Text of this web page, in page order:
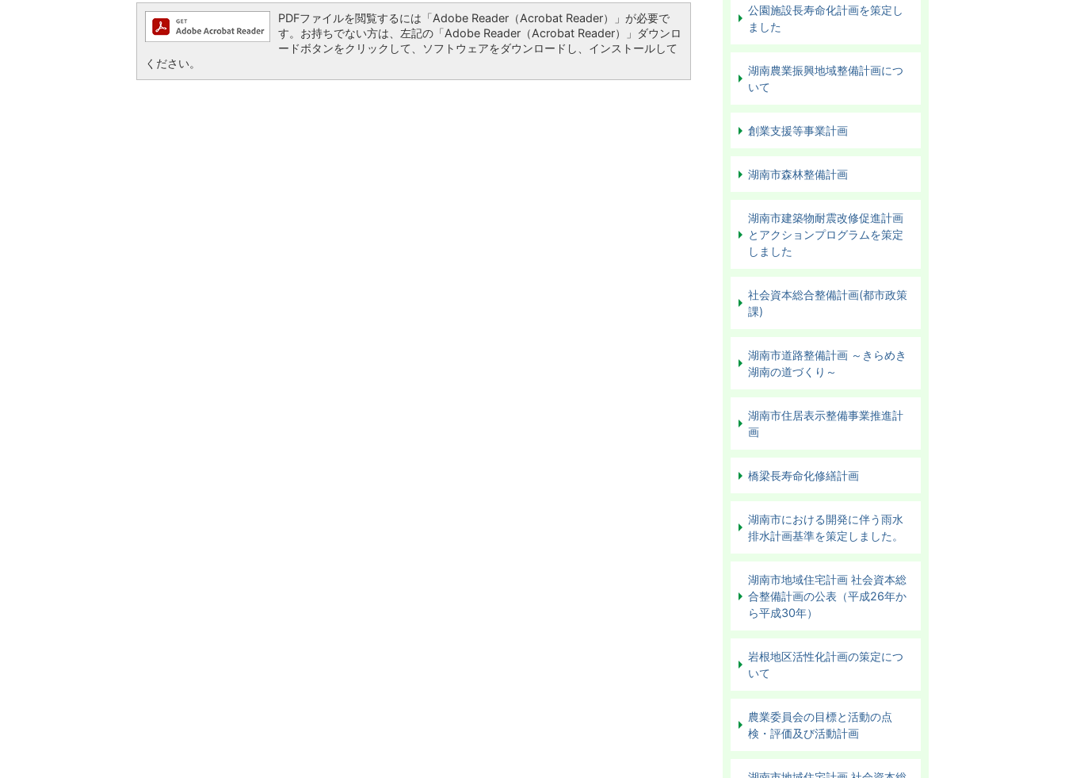
PDFファイルを閲覧するには「Adobe Reader（Acrobat Reader）」が必要で
す。お持ちでない方は、左記の「Adobe Reader（Acrobat Reader）」ダウンロ
ードボタンをクリックして、ソフトウェアをダウンロードし、インストールして
ください。
公園施設長寿命化計画を策定し
ました
湖南農業振興地域整備計画につ
いて
創業支援等事業計画
湖南市森林整備計画
湖南市建築物耐震改修促進計画
とアクションプログラムを策定
しました
社会資本総合整備計画(都市政策
課)
湖南市道路整備計画 ～きらめき
湖南の道づくり～
湖南市住居表示整備事業推進計
画
橋梁長寿命化修繕計画
湖南市における開発に伴う雨水
排水計画基準を策定しました。
湖南市地域住宅計画 社会資本総
合整備計画の公表（平成26年か
ら平成30年）
岩根地区活性化計画の策定につ
いて
農業委員会の目標と活動の点
検・評価及び活動計画